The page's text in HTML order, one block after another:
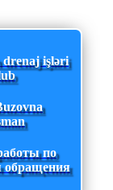
drenaj işləri
по
обращения